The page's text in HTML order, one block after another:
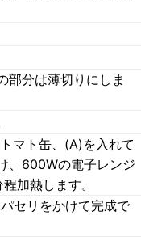
部分は薄切りにしま
マト缶、(A)を入れて
、600Wの電子レンジ
加熱します。
セリをかけて完成で